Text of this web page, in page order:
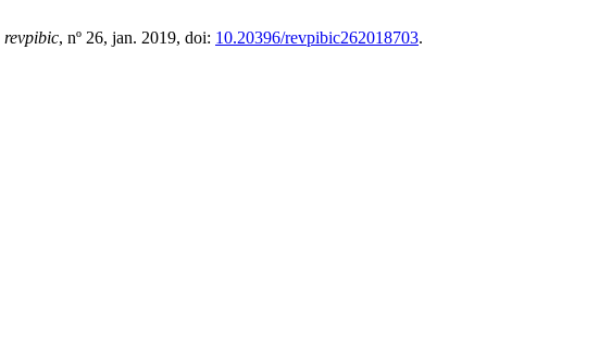
revpibic, nº 26, jan. 2019, doi: 10.20396/revpibic262018703.